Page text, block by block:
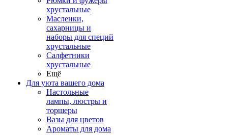
хрустальные
Масленки,
сахарницы и
наборы для специй
хрустальные
Салфетники
хрустальные
Ещё
Для уюта вашего дома
Настольные
лампы, люстры и
торшеры
Вазы для цветов
Ароматы для дома